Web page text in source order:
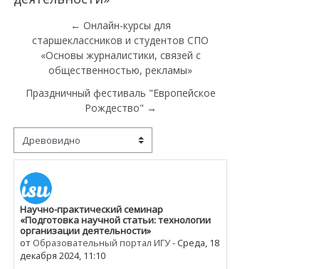
← Онлайн-курсы для
старшеклассников и студентов СПО
«Основы журналистики, связей с
общественностью, рекламы»
Праздничный фестиваль "Европейское
Рождество" →
Режим отображения
Научно-практический семинар
«Подготовка научной статьи: технологии
организации деятельности»
от Образовательный портал ИГУ-Среда, 18
декабря 2024, 11:10
Количество ответов: 0